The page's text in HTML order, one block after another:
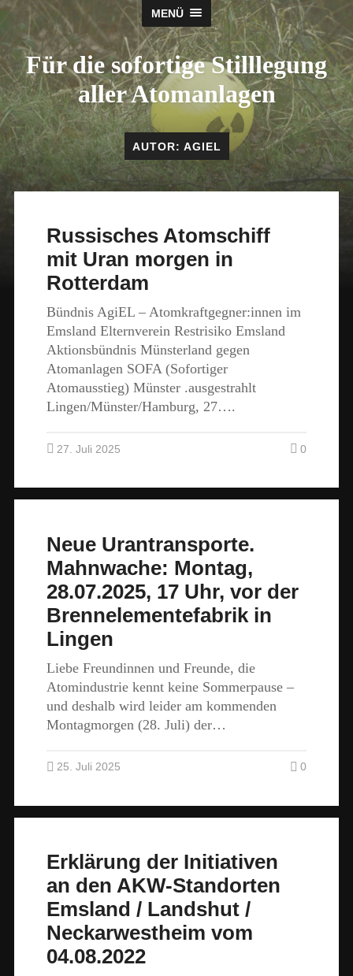
MENÜ
Für die sofortige Stilllegung
aller Atomanlagen
AUTOR: AGIEL
Russisches Atomschiff
mit Uran morgen in
Rotterdam
Bündnis AgiEL – Atomkraftgegner:innen im
Emsland Elternverein Restrisiko Emsland
Aktionsbündnis Münsterland gegen
Atomanlagen SOFA (Sofortiger
Atomausstieg) Münster .ausgestrahlt
Lingen/Münster/Hamburg, 27….
27. Juli 2025 0
Neue Urantransporte.
Mahnwache: Montag,
28.07.2025, 17 Uhr, vor der
Brennelementefabrik in
Lingen
Liebe Freundinnen und Freunde, die
Atomindustrie kennt keine Sommerpause –
und deshalb wird leider am kommenden
Montagmorgen (28. Juli) der…
25. Juli 2025 0
Erklärung der Initiativen
an den AKW-Standorten
Emsland / Landshut /
Neckarwestheim vom
04.08.2022